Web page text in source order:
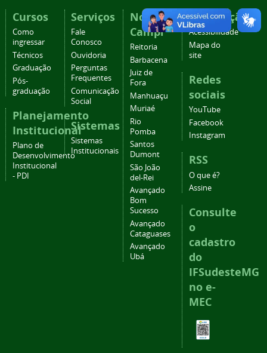
Cursos
Como
ingressar
Técnicos
Graduação
Pós-
graduação
Planejamento
Institucional
Plano de
Desenvolvimento
Institucional
- PDI
Serviços
Fale
Conosco
Ouvidoria
Perguntas
Frequentes
Comunicação
Social
Sistemas
Sistemas
Institucionais
Nossos
Campi
Reitoria
Barbacena
Juiz de
Fora
Manhuaçu
Muriaé
Rio
Pomba
Santos
Dumont
São João
del-Rei
Avançado
Bom
Sucesso
Avançado
Cataguases
Avançado
Ubá
Navegação
Acessibilidade
Mapa do
site
Redes
sociais
YouTube
Facebook
Instagram
RSS
O que é?
Assine
Consulte
o
cadastro
do
IFSudesteMG
no e-
MEC